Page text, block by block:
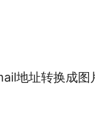
地址转换成